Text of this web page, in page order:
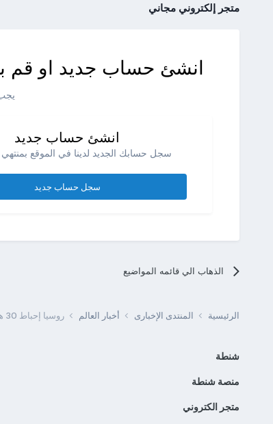
متجر إلكتروني مجاني
انشئ حساب جديد او قم
انشئ حساب جديد
سجل حسابك الجديد لدينا في الموقع بمنتهي
سجل حساب جديد
الذهاب الي قائمه المواضيع
الرئيسية المنتدى الإخبارى أخبار العالم روسيا إحباط 30 هجوما للقوات الأوكرانية والقضاء على 600 جندي
شنطة
منصة شنطة
متجر الكتروني